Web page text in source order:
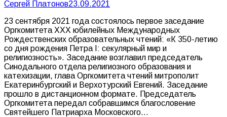
Сергей Платонов23.09.2021
23 сентября 2021 года состоялось первое заседание
Оргкомитета XXX юбилейных Международных
Рождественских образовательных чтений: «К 350-летию
со дня рождения Петра I: секулярный мир и
религиозность». Заседание возглавил председатель
Синодального отдела религиозного образования и
катехизации, глава Оргкомитета чтений митрополит
Екатеринбургский и Верхотурский Евгений. Заседание
прошло в дистанционном формате. Председатель
Оргкомитета передал собравшимся благословение
Святейшего Патриарха Московского…